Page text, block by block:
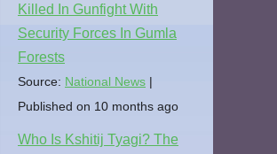
Killed In Gunfight With
Security Forces In Gumla
Forests
Source: National News
Published on 10 months ago
Who Is Kshitij Tyagi? The